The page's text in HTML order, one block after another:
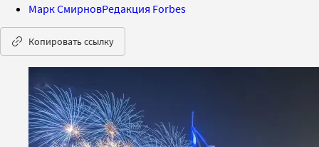
Марк СмирновРедакция Forbes
Копировать ссылку